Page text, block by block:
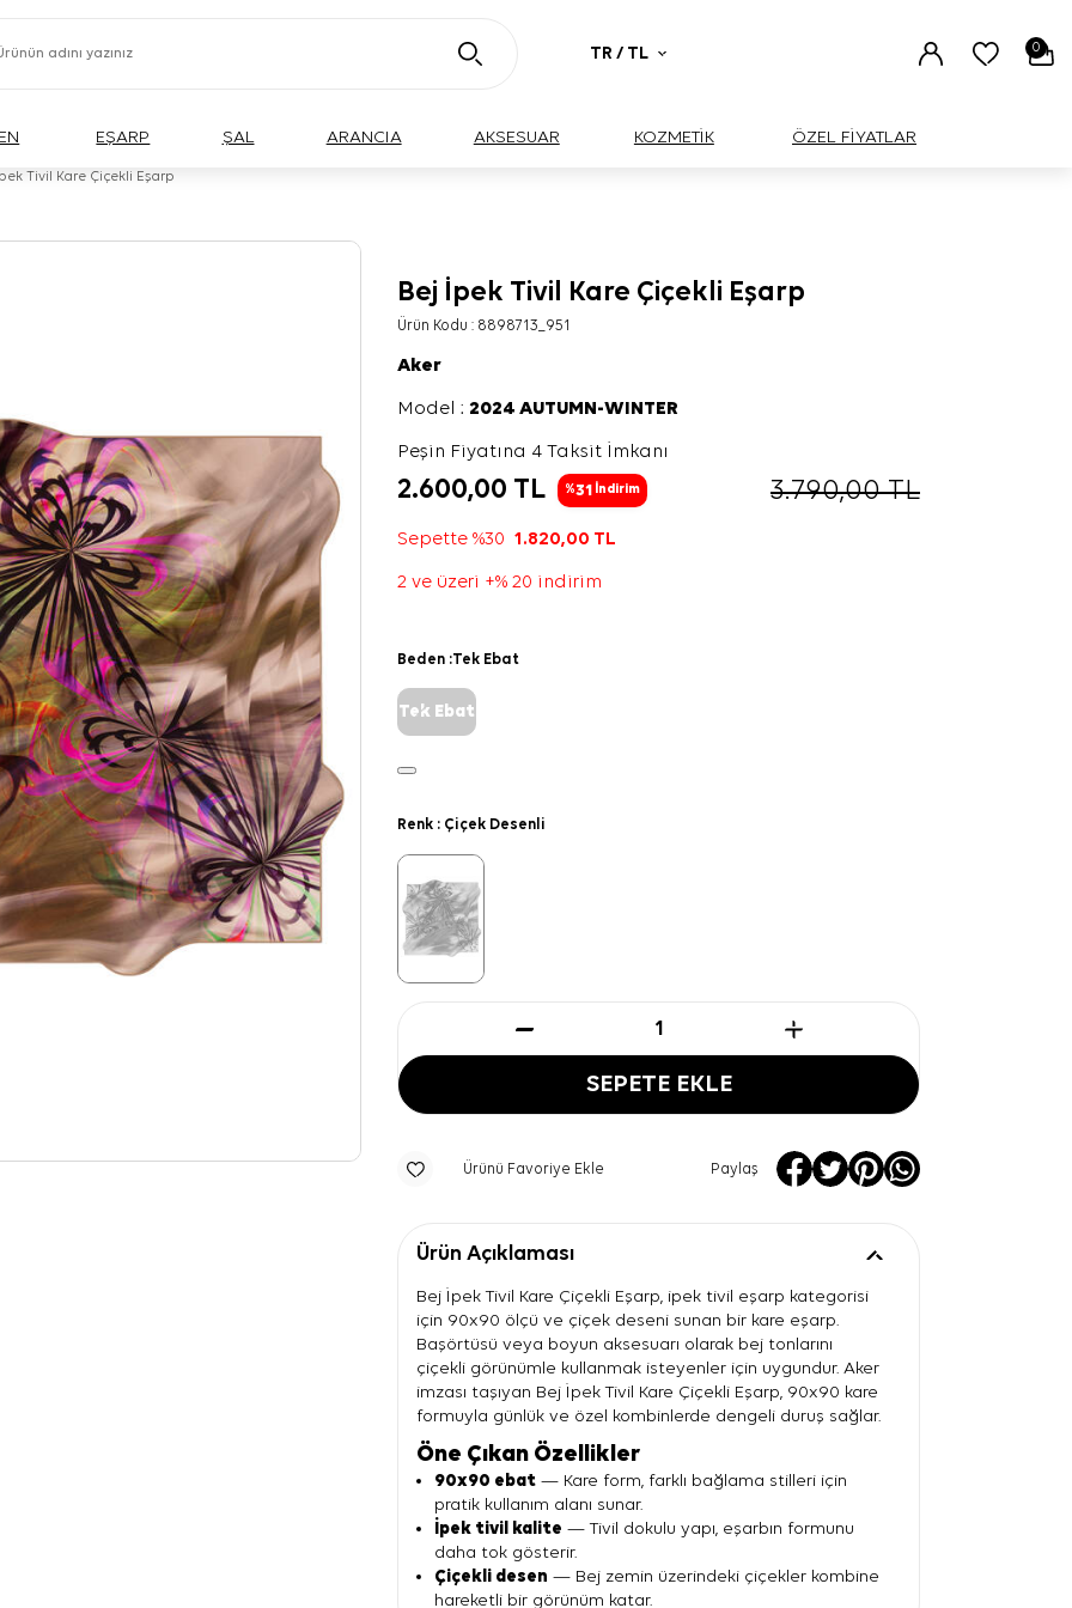
TR / TL 0
EŞARP ŞAL ARANCIA AKSESUAR KOZMETİK ÖZEL FİYATLAR
Tivil Kare Çiçekli Eşarp
Bej İpek Tivil Kare Çiçekli Eşarp
Ürün Kodu : 8898713_951
Aker
Model :2024 AUTUMN-WINTER
Peşin Fiyatına 4 Taksit İmkanı
2.600,00 TL %31 İndirim 3.790,00TL
Sepette %301.820,00 TL
2 ve üzeri +% 20 indirim
Beden :Tek Ebat
Tek Ebat
Renk : Çiçek Desenli
SEPETE EKLE
Ürünü Favoriye Ekle Paylaş
Ürün Açıklaması
Bej İpek Tivil Kare Çiçekli Eşarp, ipek tivil eşarp kategorisi
için 90x90 ölçü ve çiçek deseni sunan bir kare eşarp.
Başörtüsü veya boyun aksesuarı olarak bej tonlarını
çiçekli görünümle kullanmak isteyenler için uygundur. Aker
imzası taşıyan Bej İpek Tivil Kare Çiçekli Eşarp, 90x90 kare
formuyla günlük ve özel kombinlerde dengeli duruş sağlar.
Öne Çıkan Özellikler
90x90 ebat — Kare form, farklı bağlama stilleri için
pratik kullanım alanı sunar.
İpek tivil kalite — Tivil dokulu yapı, eşarbın formunu
daha tok gösterir.
Çiçekli desen — Bej zemin üzerindeki çiçekler kombine
hareketli bir görünüm katar.